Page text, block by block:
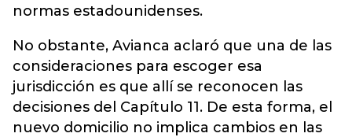
normas estadounidenses.
No obstante, Avianca aclaró que una de las
consideraciones para escoger esa
jurisdicción es que allí se reconocen las
decisiones del Capítulo 11. De esta forma, el
nuevo domicilio no implica cambios en las